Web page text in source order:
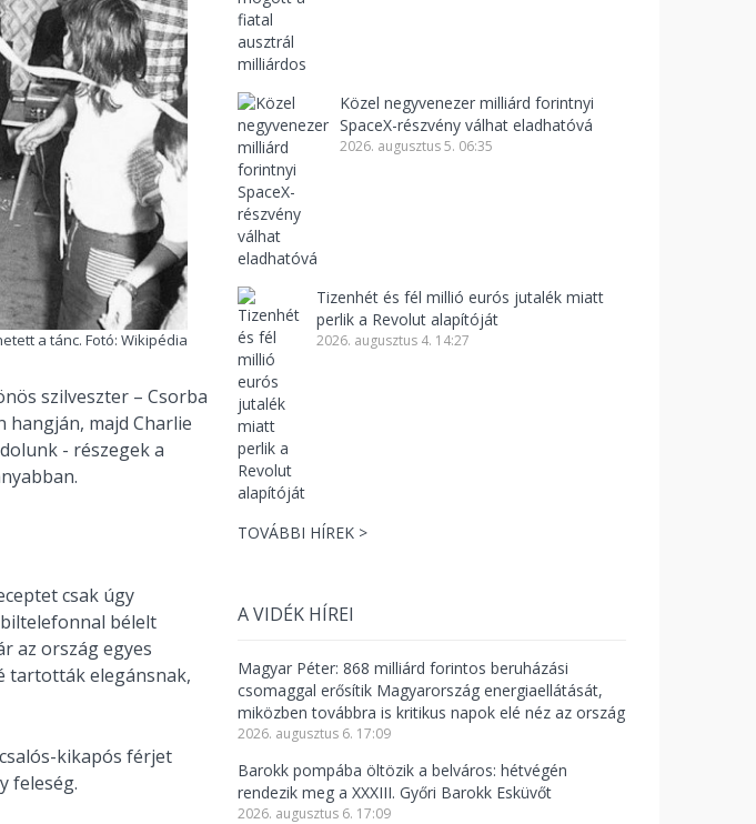
a tánc. Fotó: Wikipédia
szilveszter – Csorba
hangján, majd Charlie
- részegek a
csak úgy
bélelt
az ország egyes
tartották elegánsnak,
kikapós férjet
feleség.
Közel negyvenezer milliárd forintnyi
SpaceX-részvény válhat eladhatóvá
2026. augusztus 5. 06:35
Tizenhét és fél millió eurós jutalék miatt
perlik a Revolut alapítóját
2026. augusztus 4. 14:27
TOVÁBBI HÍREK >
A VIDÉK HÍREI
Magyar Péter: 868 milliárd forintos beruházási
csomaggal erősítik Magyarország energiaellátását,
miközben továbbra is kritikus napok elé néz az ország
2026. augusztus 6. 17:09
Barokk pompába öltözik a belváros: hétvégén
rendezik meg a XXXIII. Győri Barokk Esküvőt
2026. augusztus 6. 17:09